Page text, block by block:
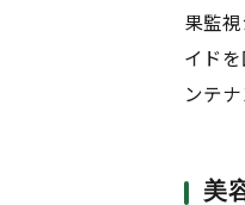
果監
イド
ンテ
美